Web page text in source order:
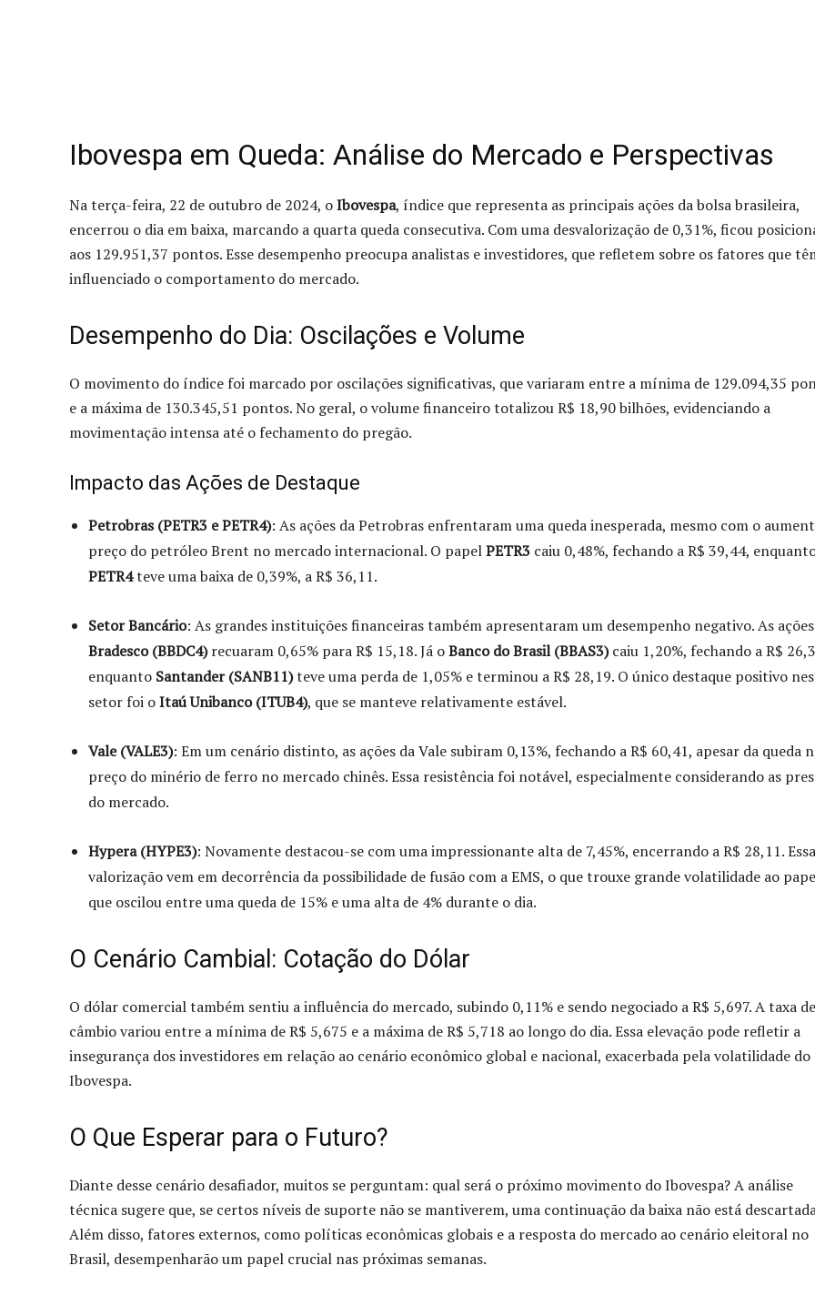
Ibovespa em Queda: Análise do Mercado e Perspectivas
Na terça-feira, 22 de outubro de 2024, oIbovespa, índice que representa as principais ações da bolsa brasileira,
encerrou o dia em baixa, marcando a quarta queda consecutiva. Com uma desvalorização de 0,31%, ficou
aos 129.951,37 pontos. Esse desempenho preocupa analistas e investidores, que refletem sobre os fatores que
influenciado o comportamento do mercado.
Desempenho do Dia: Oscilações e Volume
O movimento do índice foi marcado por oscilações significativas, que variaram entre a mínima de 129.094,35
e a máxima de 130.345,51 pontos. No geral, o volume financeiro totalizou R$ 18,90 bilhões, evidenciando a
movimentação intensa até o fechamento do pregão.
Impacto das Ações de Destaque
Petrobras (PETR3 e PETR4): As ações da Petrobras enfrentaram uma queda inesperada, mesmo com o
preço do petróleo Brent no mercado internacional. O papelPETR3 caiu 0,48%, fechando a R$ 39,44,
PETR4teve uma baixa de 0,39%, a R$ 36,11.
Setor Bancário: As grandes instituições financeiras também apresentaram um desempenho negativo. As
Bradesco (BBDC4)recuaram 0,65% para R$ 15,18. Já oBanco do Brasil (BBAS3)caiu 1,20%, fechando a R$
enquanto Santander (SANB11)teve uma perda de 1,05% e terminou a R$ 28,19. O único destaque positivo
setor foi oItaú Unibanco (ITUB4), que se manteve relativamente estável.
Vale (VALE3): Em um cenário distinto, as ações da Vale subiram 0,13%, fechando a R$ 60,41, apesar da queda
preço do minério de ferro no mercado chinês. Essa resistência foi notável, especialmente considerando as
do mercado.
Hypera (HYPE3): Novamente destacou-se com uma impressionante alta de 7,45%, encerrando a R$ 28,11. Essa
valorização vem em decorrência da possibilidade de fusão com a EMS, o que trouxe grande volatilidade ao
que oscilou entre uma queda de 15% e uma alta de 4% durante o dia.
O Cenário Cambial: Cotação do Dólar
O dólar comercial também sentiu a influência do mercado, subindo 0,11% e sendo negociado a R$ 5,697. A taxa de
câmbio variou entre a mínima de R$ 5,675 e a máxima de R$ 5,718 ao longo do dia. Essa elevação pode refletir a
insegurança dos investidores em relação ao cenário econômico global e nacional, exacerbada pela volatilidade do
Ibovespa.
O Que Esperar para o Futuro?
Diante desse cenário desafiador, muitos se perguntam: qual será o próximo movimento do Ibovespa? A análise
técnica sugere que, se certos níveis de suporte não se mantiverem, uma continuação da baixa não está
Além disso, fatores externos, como políticas econômicas globais e a resposta do mercado ao cenário eleitoral no
Brasil, desempenharão um papel crucial nas próximas semanas.